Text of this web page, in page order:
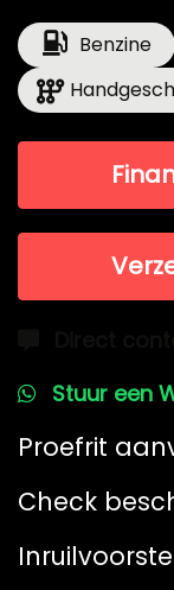
Benzine
Stuur een
Proefrit
Check